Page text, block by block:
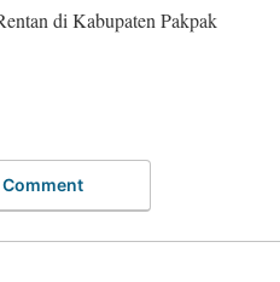
di Kabupaten Pakpak
Comment